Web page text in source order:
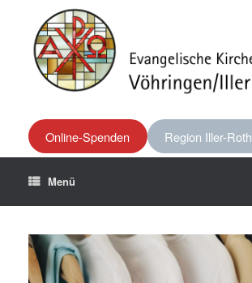
Online-Spenden Region Iller-Roth
Menü